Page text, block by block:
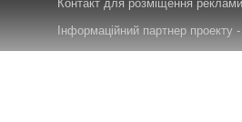
Контакт для розміщення
Інформаційний партнер проекту